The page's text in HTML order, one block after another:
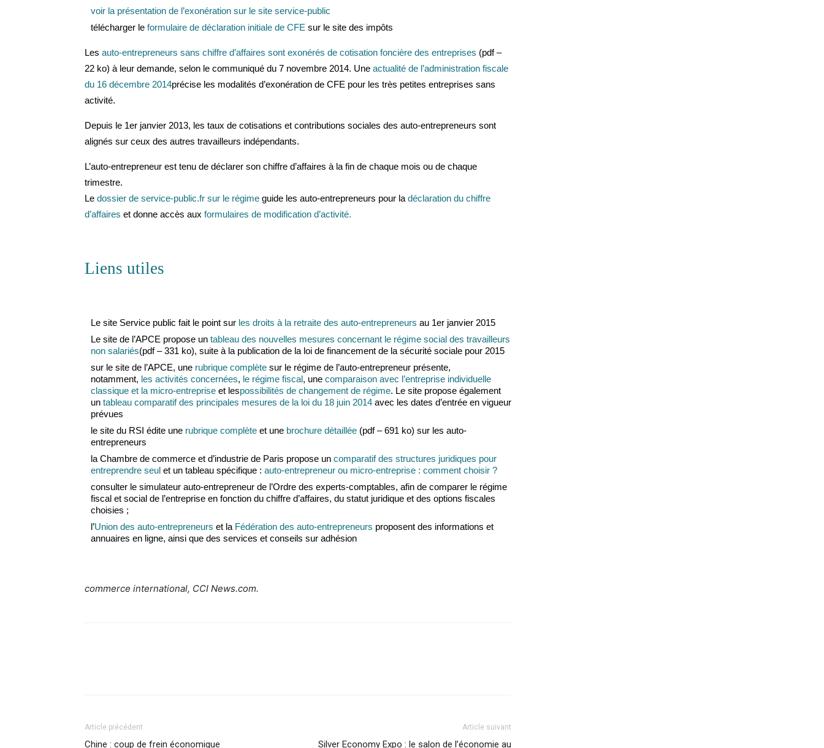
voir la présentation de l’exonération sur le site service-public
télécharger le formulaire de déclaration initiale de CFE sur le site des impôts
Les auto-entrepreneurs sans chiffre d’affaires sont exonérés de cotisation foncière des entreprises (pdf –
22 ko) à leur demande, selon le communiqué du 7 novembre 2014. Une actualité de l’administration fiscale
du 16 décembre 2014précise les modalités d’exonération de CFE pour les très petites entreprises sans
activité.
Depuis le 1er janvier 2013, les taux de cotisations et contributions sociales des auto-entrepreneurs sont
alignés sur ceux des autres travailleurs indépendants.
L’auto-entrepreneur est tenu de déclarer son chiffre d’affaires à la fin de chaque mois ou de chaque
trimestre.
Le dossier de service-public.fr sur le régime guide les auto-entrepreneurs pour la déclaration du chiffre
d’affaires et donne accès aux formulaires de modification d’activité.
Liens utiles
Le site Service public fait le point sur les droits à la retraite des auto-entrepreneurs au 1er janvier 2015
Le site de l’APCE propose un tableau des nouvelles mesures concernant le régime social des travailleurs
non salariés(pdf – 331 ko), suite à la publication de la loi de financement de la sécurité sociale pour 2015
sur le site de l’APCE, une rubrique complète sur le régime de l’auto-entrepreneur présente,
notamment, les activités concernées, le régime fiscal, une comparaison avec l’entreprise individuelle
classique et la micro-entreprise et lespossibilités de changement de régime. Le site propose également
un tableau comparatif des principales mesures de la loi du 18 juin 2014 avec les dates d’entrée en vigueur
prévues
le site du RSI édite une rubrique complète et une brochure détaillée (pdf – 691 ko) sur les auto-
entrepreneurs
la Chambre de commerce et d’industrie de Paris propose un comparatif des structures juridiques pour
entreprendre seul et un tableau spécifique : auto-entrepreneur ou micro-entreprise : comment choisir ?
consulter le simulateur auto-entrepreneur de l’Ordre des experts-comptables, afin de comparer le régime
fiscal et social de l’entreprise en fonction du chiffre d’affaires, du statut juridique et des options fiscales
choisies ;
l’Union des auto-entrepreneurs et la Fédération des auto-entrepreneurs proposent des informations et
annuaires en ligne, ainsi que des services et conseils sur adhésion
commerce international, CCI News.com.
Article précédent
Chine : coup de frein économique
Article suivant
Silver Economy Expo : le salon de l’économie au